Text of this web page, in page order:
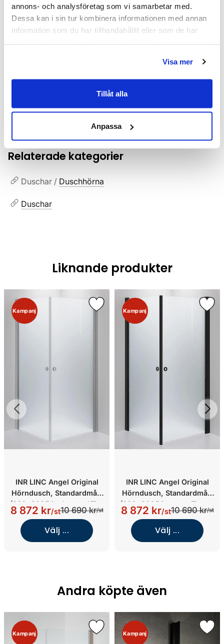
annons- och analysföretag som vi samarbetar med.
Dessa kan i sin tur kombinera informationen med annan
information som du har tillhandahållit eller som de har
Visa mer
Tillåt alla
Anpassa
Varumärke INR
INR_garantivillkor.pdf(77.97 KB
Relaterade kategorier
Duschar / Duschhörna
Duschar
Liknande produkter
Kampanj
INR LINC Angel Original
Hörndusch, Standardmått
(800x800/Mattborstad/Fro
stat Glas)
8 872 kr/st10 690 kr/st
Välj ...
Kampanj
INR LINC Angel Original
Hörndusch, Standardmått
(800x900/Mattsvart/Frosta
t Glas)
8 872 kr/st10 690 kr/st
Välj ...
Andra köpte även
Kampanj Kampanj